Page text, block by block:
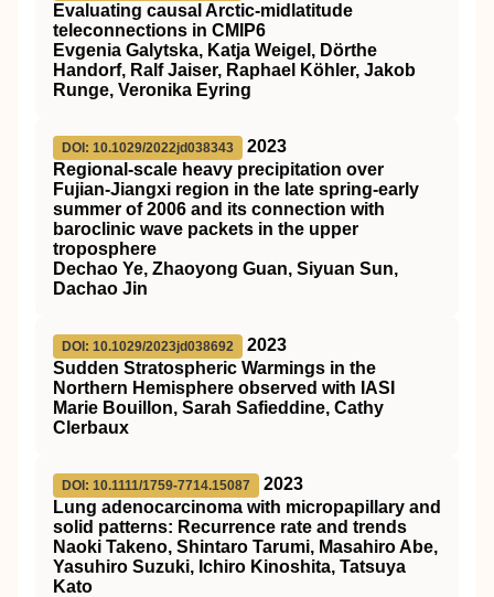
Evaluating causal Arctic‐midlatitude
teleconnections in CMIP6
Evgenia Galytska, Katja Weigel, Dörthe
Handorf, Ralf Jaiser, Raphael Köhler, Jakob
Runge, Veronika Eyring
DOI: 10.1029/2022jd038343
2023
Regional‐scale heavy precipitation over
Fujian‐Jiangxi region in the late spring‐early
summer of 2006 and its connection with
baroclinic wave packets in the upper
troposphere
Dechao Ye, Zhaoyong Guan, Siyuan Sun,
Dachao Jin
DOI: 10.1029/2023jd038692
2023
Sudden Stratospheric Warmings in the
Northern Hemisphere observed with IASI
Marie Bouillon, Sarah Safieddine, Cathy
Clerbaux
DOI: 10.1111/1759-7714.15087
2023
Lung adenocarcinoma with micropapillary and
solid patterns: Recurrence rate and trends
Naoki Takeno, Shintaro Tarumi, Masahiro Abe,
Yasuhiro Suzuki, Ichiro Kinoshita, Tatsuya
Kato